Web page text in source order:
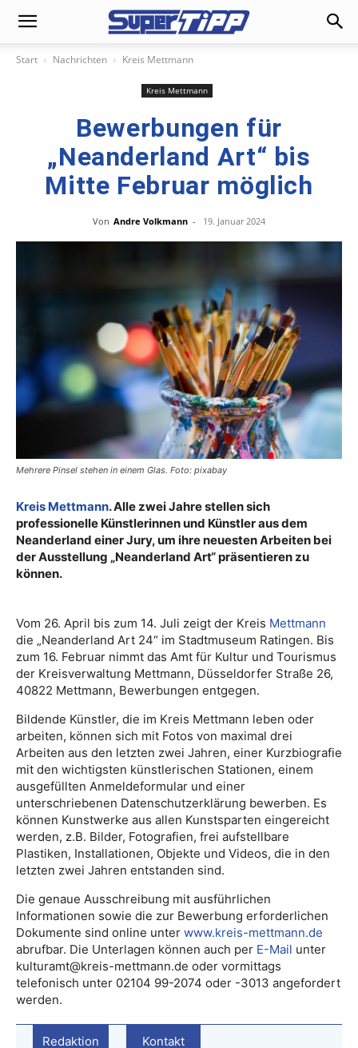
Start Nachrichten Kreis Mettmann
Kreis Mettmann
Bewerbungen für
„Neanderland Art“ bis
Mitte Februar möglich
Von Andre Volkmann - 19. Januar 2024
Mehrere Pinsel stehen in einem Glas. Foto: pixabay
Kreis Mettmann. Alle zwei Jahre stellen sich
professionelle Künstlerinnen und Künstler aus dem
Neanderland einer Jury, um ihre neuesten Arbeiten bei
der Ausstellung „Neanderland Art“ präsentieren zu
können.
Vom 26. April bis zum 14. Juli zeigt der Kreis Mettmann
die „Neanderland Art 24“ im Stadtmuseum Ratingen. Bis
zum 16. Februar nimmt das Amt für Kultur und Tourismus
der Kreisverwaltung Mettmann, Düsseldorfer Straße 26,
40822 Mettmann, Bewerbungen entgegen.
Bildende Künstler, die im Kreis Mettmann leben oder
arbeiten, können sich mit Fotos von maximal drei
Arbeiten aus den letzten zwei Jahren, einer Kurzbiografie
mit den wichtigsten künstlerischen Stationen, einem
ausgefüllten Anmeldeformular und einer
unterschriebenen Datenschutzerklärung bewerben. Es
können Kunstwerke aus allen Kunstsparten eingereicht
werden, z.B. Bilder, Fotografien, frei aufstellbare
Plastiken, Installationen, Objekte und Videos, die in den
letzten zwei Jahren entstanden sind.
Die genaue Ausschreibung mit ausführlichen
Informationen sowie die zur Bewerbung erforderlichen
Dokumente sind online unter www.kreis-mettmann.de
abrufbar. Die Unterlagen können auch per E-Mail unter
kulturamt@kreis-mettmann.de oder vormittags
telefonisch unter 02104 99-2074 oder -3013 angefordert
werden.
Redaktion Kontakt